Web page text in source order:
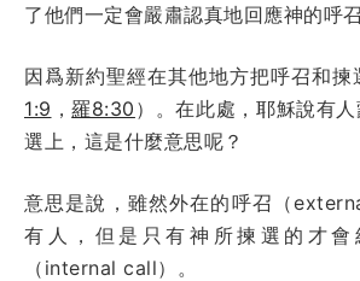
了他們一定會嚴肅認真地回應神的呼召
因爲新約聖經在其他地方把呼召和
1:9 ，羅8:30 ）。在此處，耶穌說有
選上，這是什麼意思呢？
意思是說，雖然外在的呼召（
有人，但是只有神所揀選的才會
（internal call）。